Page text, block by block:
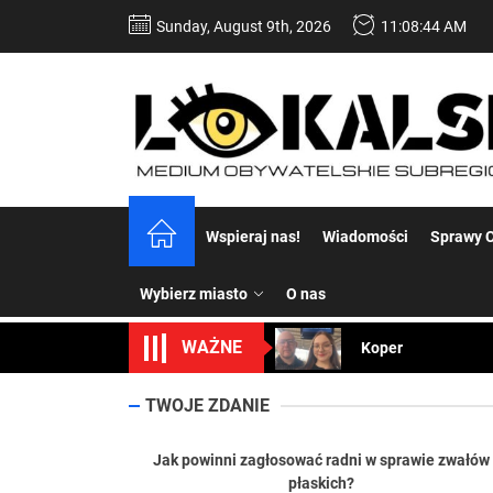
Sunday, August 9th, 2026 11:08:45 AM
Wspieraj nas! Wiadomości Sprawy
Wybierz miasto O nas
WAŻNE
Koper – część 2.
Uwaga Dębieńsko
TWOJE ZDANIE
Jak powinni zagłosować radni w sprawie zwałów
płaskich?